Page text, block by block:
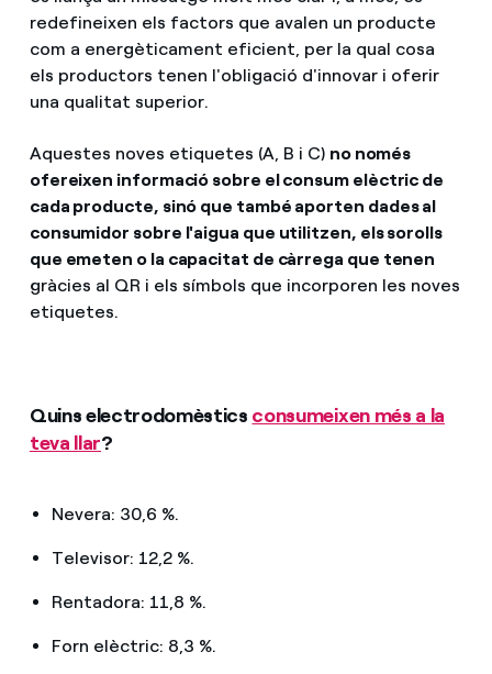
redefineixen els factors que avalen un producte
com a energèticament eficient, per la qual cosa
els productors tenen l'obligació d'innovar i oferir
una qualitat superior.
Aquestes noves etiquetes (A, B i C) no només
ofereixen informació sobre el consum elèctric de
cada producte, sinó que també aporten dades al
consumidor sobre l'aigua que utilitzen, els sorolls
que emeten o la capacitat de càrrega que tenen
gràcies al QR i els símbols que incorporen les noves
etiquetes.
Quins electrodomèstics consumeixen més a la
teva llar?
Nevera: 30,6 %.
Televisor: 12,2 %.
Rentadora: 11,8 %.
Forn elèctric: 8,3 %.